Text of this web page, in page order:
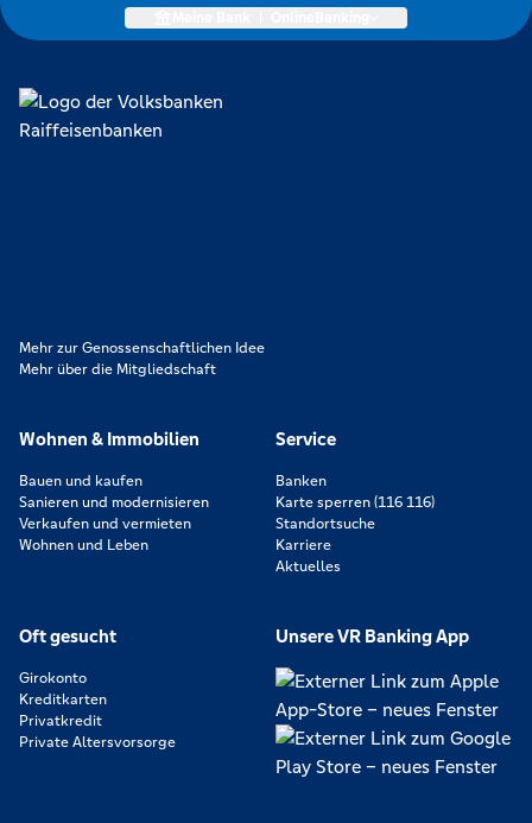
Mehr zur Genossenschaftlichen Idee
Mehr über die Mitgliedschaft
Wohnen & Immobilien
Bauen und kaufen
Sanieren und modernisieren
Verkaufen und vermieten
Wohnen und Leben
Service
Banken
Karte sperren (116 116)
Standortsuche
Karriere
Aktuelles
Oft gesucht
Girokonto
Kreditkarten
Privatkredit
Private Altersvorsorge
Unsere VR Banking App